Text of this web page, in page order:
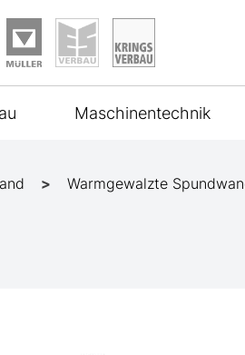
Maschinentechnik
Warmgewalzte